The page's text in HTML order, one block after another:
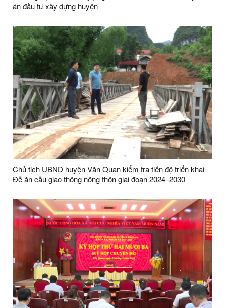
án đầu tư xây dựng huyện
Chủ tịch UBND huyện Văn Quan kiểm tra tiến độ triển khai
Đề án cầu giao thông nông thôn giai đoạn 2024–2030